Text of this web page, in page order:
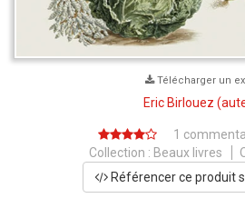
Télécharger un
Eric Birlouez
1
Collection : Beaux livres
Référencer ce produit